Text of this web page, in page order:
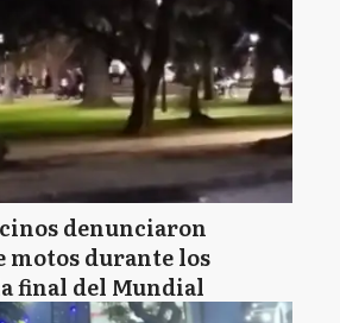
denunciaron
motos durante los
final del Mundial